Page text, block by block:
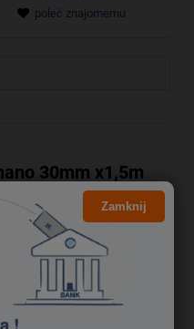
poleć znajomemu
30mm x1,5m
130-1956
Zamknij